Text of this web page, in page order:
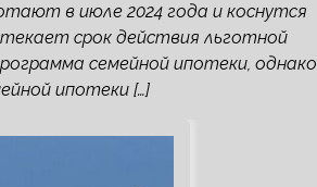
в июле 2024 года и коснутся
срок действия льготной
семейной ипотеки, однако
ипотеки […]